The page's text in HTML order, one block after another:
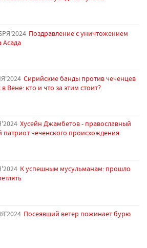
Поздравление с уничтожением
Сирийские банды против чеченцев
Вене: кто и что за этим стоит?
Хусейн Джамбетов - православный
патриот чеченского происхождения
К успешным мусульманам: прошло
Посеявший ветер пожинает бурю